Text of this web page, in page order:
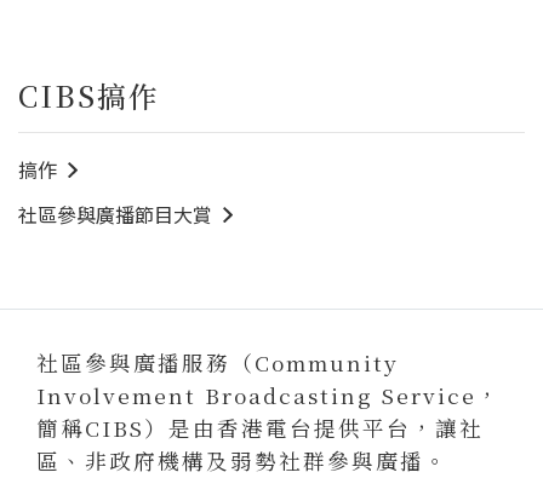
CIBS搞作
搞作
社區參與廣播節目大賞
社區參與廣播服務（Community
Involvement Broadcasting Service，
簡稱CIBS）是由香港電台提供平台，讓社
區、非政府機構及弱勢社群參與廣播。